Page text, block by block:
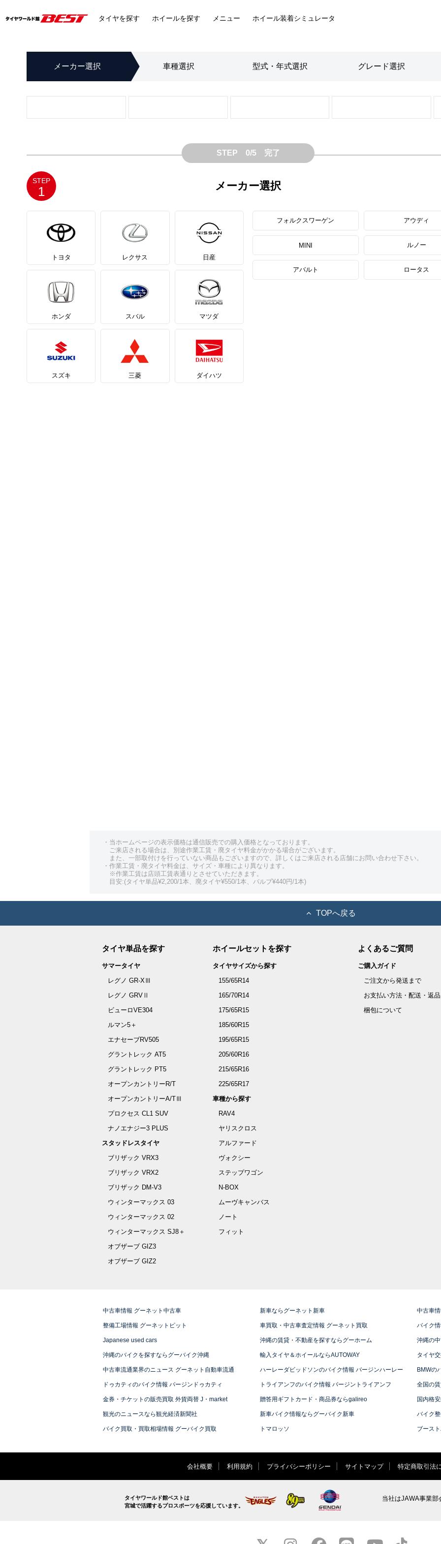
タイヤを探す ホイールを探す メニュー ホイール装着シミュレータ
メーカー選択 車種選択 型式・年式選択 グレード選択
STEP 0/5 完了
STEP
1 メーカー選択
トヨタ レクサス 日産
ホンダ スバル マツダ
スズキ 三菱 ダイハツ
フォルクスワーゲン アウディ
MINI ルノー
アバルト ロータス
・当ホームページの表示価格は通信販売での購入価格となっております。
ご来店される場合は、別途作業工賃・廃タイヤ料金がかかる場合がございます。
また、一部取付けを行っていない商品もございますので、詳しくはご来店される店舗にお問い合わせ下さい。
・作業工賃・廃タイヤ料金は、サイズ・車種により異なります。
※作業工賃は店頭工賃表通りとさせていただきます。
目安:(タイヤ単品¥2,200/1本、廃タイヤ¥550/1本、バルブ¥440円/1本)
TOPへ戻る
タイヤ単品を探す
サマータイヤ
レグノ GR-XⅢ
レグノ GRVⅡ
ビューロVE304
ルマン5＋
エナセーブRV505
グラントレック AT5
グラントレック PT5
オープンカントリーR/T
オープンカントリーA/TⅢ
プロクセス CL1 SUV
ナノエナジー3 PLUS
スタッドレスタイヤ
ブリザック VRX3
ブリザック VRX2
ブリザック DM-V3
ウィンターマックス 03
ウィンターマックス 02
ウィンターマックス SJ8＋
オブザーブ GIZ3
オブザーブ GIZ2
ホイールセットを探す
タイヤサイズから探す
155/65R14
165/70R14
175/65R15
185/60R15
195/65R15
205/60R16
215/65R16
225/65R17
車種から探す
RAV4
ヤリスクロス
アルファード
ヴォクシー
ステップワゴン
N-BOX
ムーヴキャンバス
ノート
フィット
よくあるご質問
ご購入ガイド
ご注文から発送まで
お支払い方法・配送・返品
梱包について
中古車情報 グーネット中古車 新車ならグーネット新車 中古車
整備工場情報 グーネットピット 車買取・中古車査定情報 グーネット買取 バイク
Japanese used cars 沖縄の賃貸・不動産を探すならグーホーム 沖縄の
沖縄のバイクを探すならグーバイク沖縄 輸入タイヤ＆ホイールならAUTOWAY タイヤ
中古車流通業界のニュース グーネット自動車流通 ハーレーダビッドソンのバイク情報 バージンハーレー BMWの
ドゥカティのバイク情報 バージンドゥカティ トライアンフのバイク情報 バージントライアンフ 全国の
金券・チケットの販売買取 外貨両替 J・market 贈答用ギフトカード・商品券ならgalireo 国内格
観光のニュースなら観光経済新聞社 新車バイク情報ならグーバイク新車 バイク
バイク買取・買取相場情報 グーバイク買取 トマロッソ ブース
会社概要 利用規約 プライバシーポリシー サイトマップ 特定商取引法
タイヤワールド館ベストは
宮城で活躍するプロスポーツを応援しています。
当社はJAWA事業部